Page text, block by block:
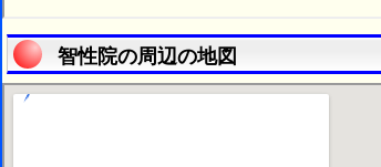
智性院の周辺の地図